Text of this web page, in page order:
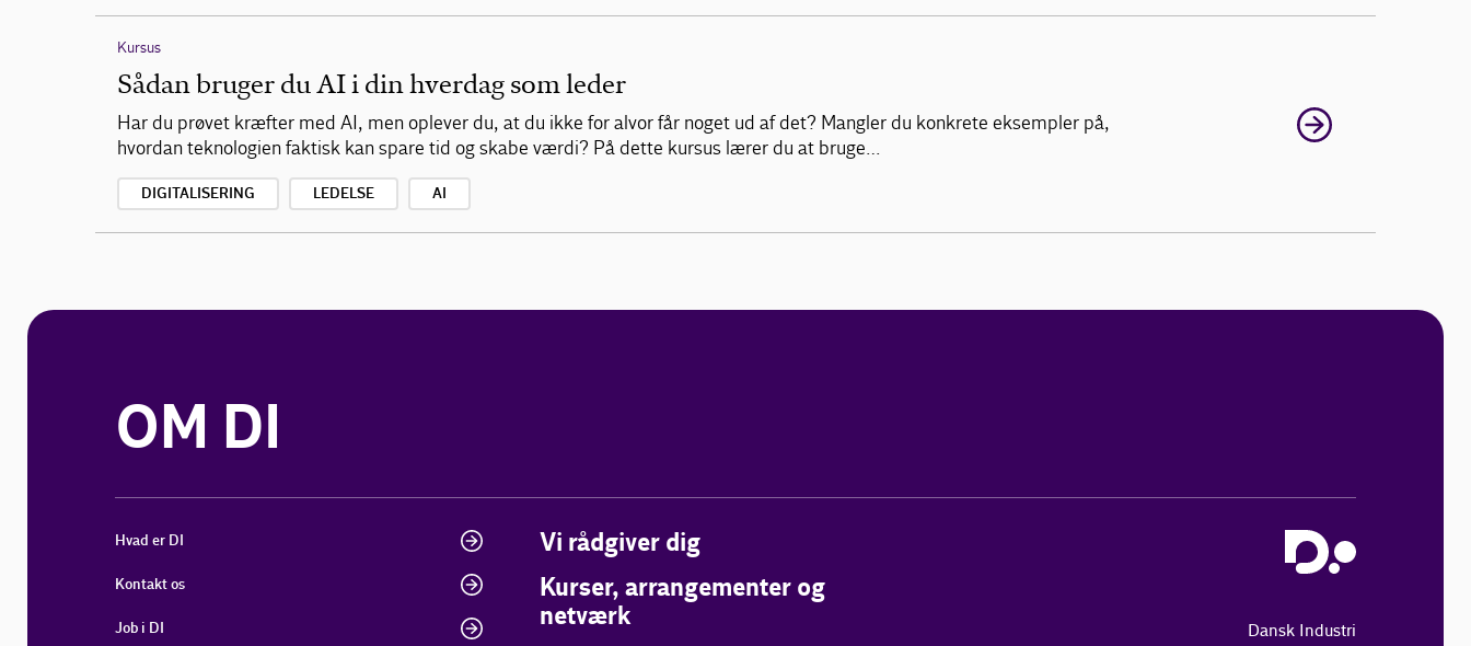
Kursus
Sådan bruger du AI i din hverdag som leder
Har du prøvet kræfter med AI, men oplever du, at du ikke for alvor får noget ud af det? Mangler du konkrete eksempler på,
hvordan teknologien faktisk kan spare tid og skabe værdi? På dette kursus lærer du at bruge…
DIGITALISERING LEDELSE AI
OM DI
Hvad er DI
Kontakt os
Job i DI
Vi rådgiver dig
Kurser, arrangementer og
netværk
Dansk Industri